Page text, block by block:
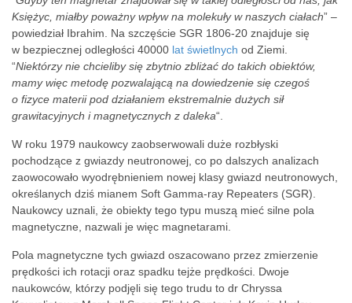
Księżyc, miałby poważny wpływ na molekuły w naszych ciałach” –
powiedział Ibrahim. Na szczęście SGR 1806-20 znajduje się
w bezpiecznej odległości 40000 lat świetlnych od Ziemi.
“Niektórzy nie chcieliby się zbytnio zbliżać do takich obiektów,
mamy więc metodę pozwalającą na dowiedzenie się czegoś
o fizyce materii pod działaniem ekstremalnie dużych sił
grawitacyjnych i magnetycznych z daleka“.
W roku 1979 naukowcy zaobserwowali duże rozbłyski
pochodzące z gwiazdy neutronowej, co po dalszych analizach
zaowocowało wyodrębnieniem nowej klasy gwiazd neutronowych,
określanych dziś mianem Soft Gamma-ray Repeaters (SGR).
Naukowcy uznali, że obiekty tego typu muszą mieć silne pola
magnetyczne, nazwali je więc magnetarami.
Pola magnetyczne tych gwiazd oszacowano przez zmierzenie
prędkości ich rotacji oraz spadku tejże prędkości. Dwoje
naukowców, którzy podjęli się tego trudu to dr Chryssa